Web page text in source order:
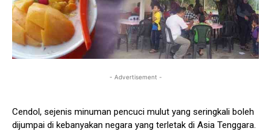
- Advertisement -
Cendol, sejenis minuman pencuci mulut yang seringkali boleh
dijumpai di kebanyakan negara yang terletak di Asia Tenggara.